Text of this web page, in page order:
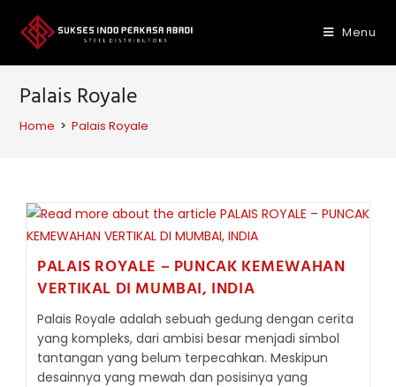
content
Menu
Palais Royale
Home > Palais Royale
PALAIS ROYALE – PUNCAK KEMEWAHAN
VERTIKAL DI MUMBAI, INDIA
Palais Royale adalah sebuah gedung dengan cerita
yang kompleks, dari ambisi besar menjadi simbol
tantangan yang belum terpecahkan. Meskipun
desainnya yang mewah dan posisinya yang